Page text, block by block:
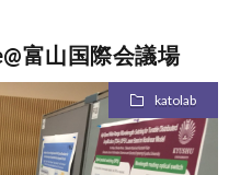
容
バ
動
学
富山国際会議場
katolab